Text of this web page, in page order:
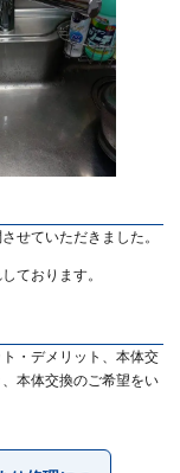
せていただきました。
ております。
・デメリット、本体交
本体交換のご希望をい